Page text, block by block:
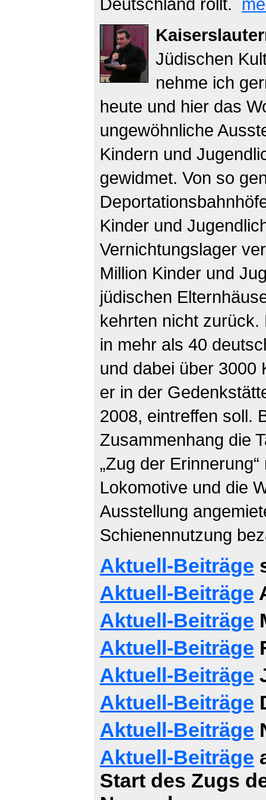
Deutschland rollt.
Jüdischen
nehme ich
heute und hier das
ungewöhnliche
Kindern und
gewidmet. Von so
Kinder und
Vernichtungslager
Million Kinder und
jüdischen
kehrten nicht
in mehr als 40
und dabei über 3000
er in der
2008, eintreffen soll.
Zusammenhang die
„Zug der
Lokomotive und die
Ausstellung
Schienennutzung
Aktuell-Beiträge
Aktuell-Beiträge
Aktuell-Beiträge
Aktuell-Beiträge
Aktuell-Beiträge
Aktuell-Beiträge
Aktuell-Beiträge
Aktuell-Beiträge
Start des Zugs